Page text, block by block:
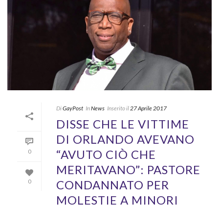
0
0
DiGayPost InNews Inserito il27 Aprile 2017
DISSE CHE LE VITTIME
DI ORLANDO AVEVANO
“AVUTO CIÒ CHE
MERITAVANO”: PASTORE
CONDANNATO PER
MOLESTIE A MINORI